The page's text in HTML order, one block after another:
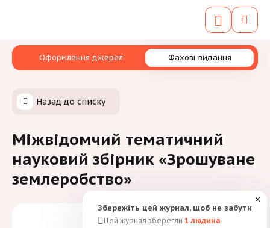
Оформлення джерел Фахові видання
Назад до списку
Міжвідомчий тематичний
науковий збірник «Зрошуване
землеробство»
Збережіть цей журнал, щоб не забути
Цей журнал зберегли 1 людина
✕